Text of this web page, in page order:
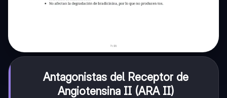
Antagonistas del Receptor de
Angiotensina II (ARA II)